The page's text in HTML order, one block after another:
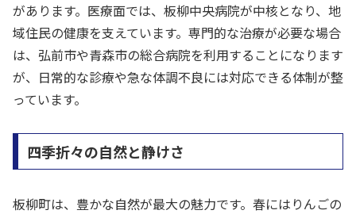
があります。医療面では、板柳中央病院が中核となり、地
域住民の健康を支えています。専門的な治療が必要な場合
は、弘前市や青森市の総合病院を利用することになります
が、日常的な診療や急な体調不良には対応できる体制が整
っています。
四季折々の自然と静けさ
板柳町は、豊かな自然が最大の魅力です。春にはりんごの